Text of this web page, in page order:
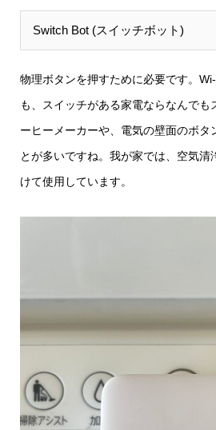
Switch Bot (スイッチボット)
物理ボタンを押すために必要です。
も、スイッチがある家電ならなんでも
ーヒーメーカーや、電気の壁面のボタ
とが多いですね。我が家では、空気清
けて使用しています。